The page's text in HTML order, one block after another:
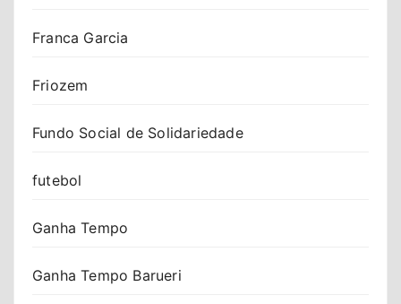
Franca Garcia
Friozem
Fundo Social de Solidariedade
futebol
Ganha Tempo
Ganha Tempo Barueri